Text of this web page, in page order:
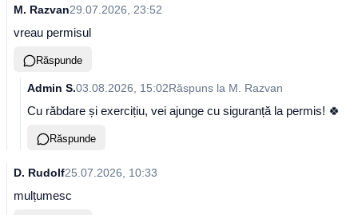
M. Razvan29.07.2026, 23:52
vreau permisul
Răspunde
Admin S.03.08.2026, 15:02Răspuns la M. Razvan
Cu răbdare și exercițiu, vei ajunge cu siguranță la permis! 🍀
Răspunde
D. Rudolf25.07.2026, 10:33
mulțumesc